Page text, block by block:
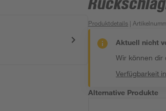
Produktdetails |
Aktuell nicht
Wir können dir
Verfügbarkeit
Alternative Produkte